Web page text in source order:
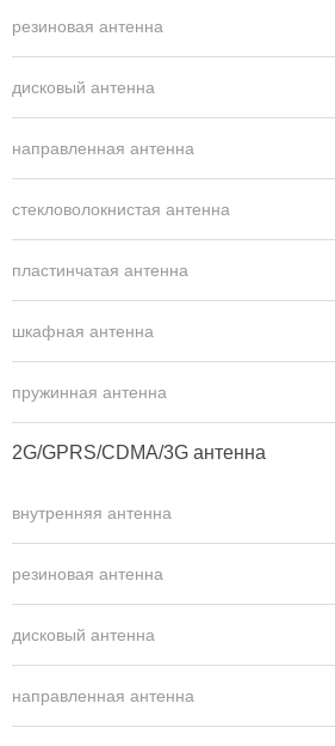
резиновая антенна
дисковый антенна
направленная антенна
стекловолокнистая антенна
пластинчатая антенна
шкафная антенна
пружинная антенна
2G/GPRS/CDMA/3G антенна
внутренняя антенна
резиновая антенна
дисковый антенна
направленная антенна